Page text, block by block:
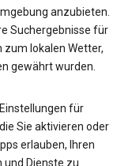
anzubieten.
Suchergebnisse für
zum lokalen Wetter,
gewährt wurden.
für
Sie aktivieren oder
erlauben, Ihren
Dienste zu